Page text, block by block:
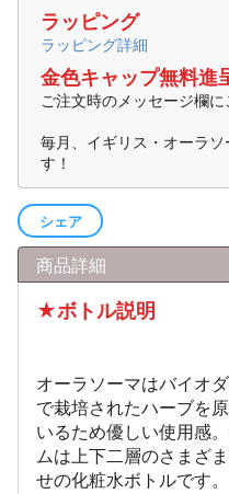
ラッピング
ラッピング詳細
金色キャップ無料進
ご注文時のメッセージ欄に
毎月、イギリス・オーラ
す！
シェア
商品詳細
★ボトル説明
オーラソーマはバイオ
で栽培されたハーブを
いるため優しい使用感
ムは上下二層のさまざ
せの化粧水ボトルです。